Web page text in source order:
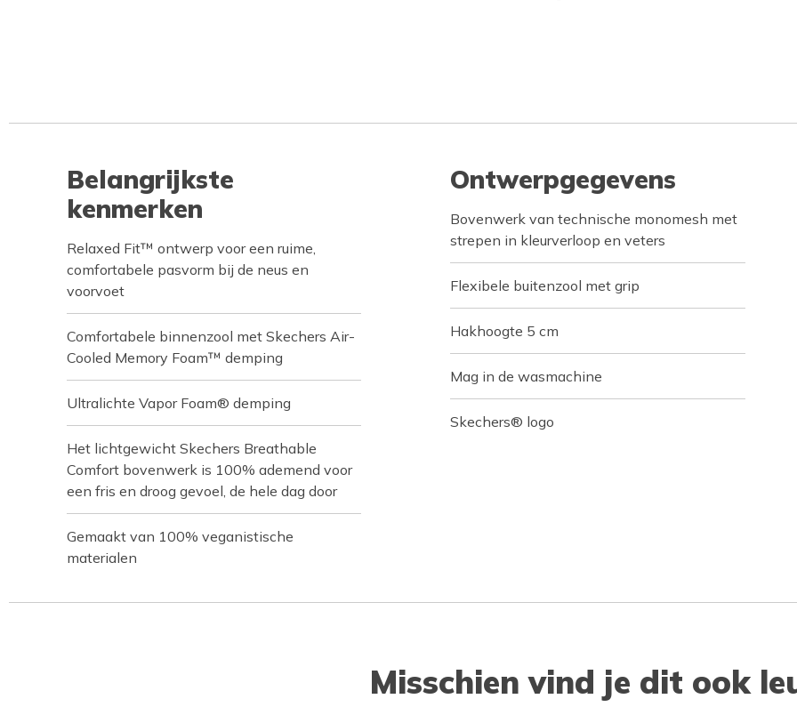
Belangrijkste
kenmerken
Relaxed Fit™ ontwerp voor een ruime,
comfortabele pasvorm bij de neus en
voorvoet
Comfortabele binnenzool met Skechers Air-
Cooled Memory Foam™ demping
Ultralichte Vapor Foam® demping
Het lichtgewicht Skechers Breathable
Comfort bovenwerk is 100% ademend voor
een fris en droog gevoel, de hele dag door
Gemaakt van 100% veganistische
materialen
Ontwerpgegevens
Bovenwerk van technische monomesh met
strepen in kleurverloop en veters
Flexibele buitenzool met grip
Hakhoogte 5 cm
Mag in de wasmachine
Skechers® logo
Misschien vind je dit ook